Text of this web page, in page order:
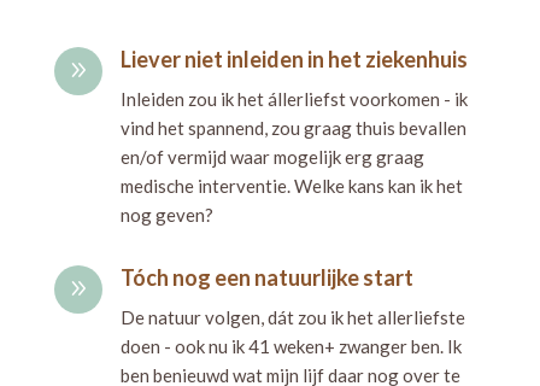
9 Liever niet inleiden in het ziekenhuis
Inleiden zou ik het állerliefst voorkomen - ik
vind het spannend, zou graag thuis bevallen
en/of vermijd waar mogelijk erg graag
medische interventie. Welke kans kan ik het
nog geven?
9 Tóch nog een natuurlijke start
De natuur volgen, dát zou ik het allerliefste
doen - ook nu ik 41 weken+ zwanger ben. Ik
ben benieuwd wat mijn lijf daar nog over te